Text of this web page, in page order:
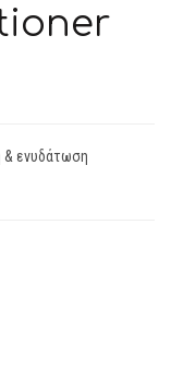
& ενυδάτωση